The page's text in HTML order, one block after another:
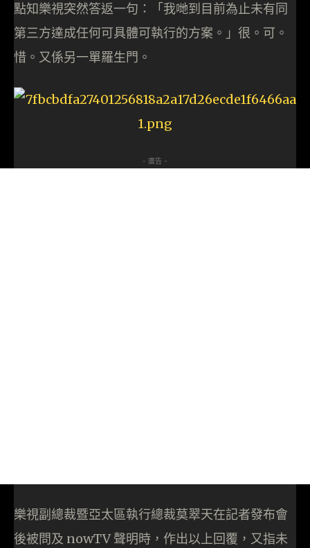
點知樂視突然答返一句：「我哋到目前為止未有同
第三方達成任何可具體可執行的方案。」很。可。
惜。又係另一單羅生門。
- 廣告 -
樂視副總裁暨亞太區執行總裁莫翠天在記者發布會
後被問及 nowTV 聲明時，作出以上回覆，又指未